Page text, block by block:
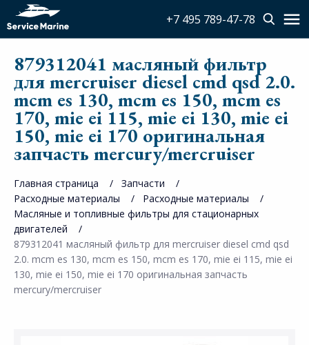
+7 495 789-47-78
879312041 масляный фильтр
для mercruiser diesel cmd qsd 2.0.
mcm es 130, mcm es 150, mcm es
170, mie ei 115, mie ei 130, mie ei
150, mie ei 170 оригинальная
запчасть mercury/mercruiser
Главная страница
Запчасти
Расходные материалы
Расходные материалы
Масляные и топливные фильтры для стационарных
двигателей
879312041 масляный фильтр для mercruiser diesel cmd qsd
2.0. mcm es 130, mcm es 150, mcm es 170, mie ei 115, mie ei
130, mie ei 150, mie ei 170 оригинальная запчасть
mercury/mercruiser